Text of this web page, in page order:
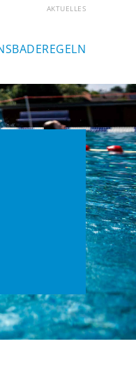
AKTUELLES
BADEREGELN